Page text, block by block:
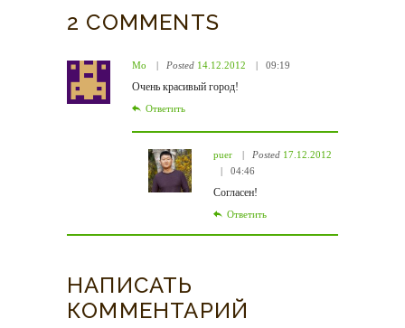
2 COMMENTS
Mo Posted 14.12.2012 09:19
Очень красивый город!
Ответить
puer Posted 17.12.2012
04:46
Согласен!
Ответить
НАПИСАТЬ
КОММЕНТАРИЙ